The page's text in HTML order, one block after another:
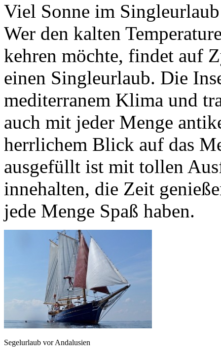
Viel Sonne im Singleurlaub
Wer den kalten
kehren möchte, findet auf
einen Singleurlaub. Die
mediterranem Klima und
auch mit jeder Menge
herrlichem Blick auf das
ausgefüllt ist mit tollen
innehalten, die Zeit
jede Menge Spaß haben.
Segelurlaub vor Andalusien